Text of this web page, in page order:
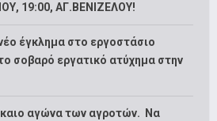
19:00, ΑΓ.ΒΕΝΙΖΕΛΟΥ!
έγκλημα στο εργοστάσιο
σοβαρό εργατικό ατύχημα στην
αγώνα των αγροτών. Να